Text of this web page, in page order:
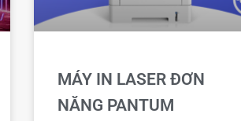
MÁY IN LASER ĐƠN
NĂNG PANTUM